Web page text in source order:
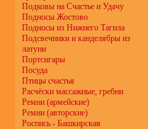
Подковы на Счастье и Удачу
Подносы Жостово
Подносы из Нижнего Тагила
Подсвечники и канделябры из
латуни
Портсигары
Посуда
Птицы счастья
Расчёски массажные, гребни
Ремни (армейские)
Ремни (авторские)
Роспись - Башкирская